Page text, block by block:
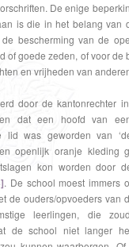
De enige
is die in het belang van
bescherming van de
of goede zeden, of voor de
en vrijheden van
door de kantonrechter
dat een hoofd van
lid was geworden van
openlijk oranje kleding
kon worden door
. De school moest immers
de ouders/opvoeders van
leerlingen, die
de school niet langer